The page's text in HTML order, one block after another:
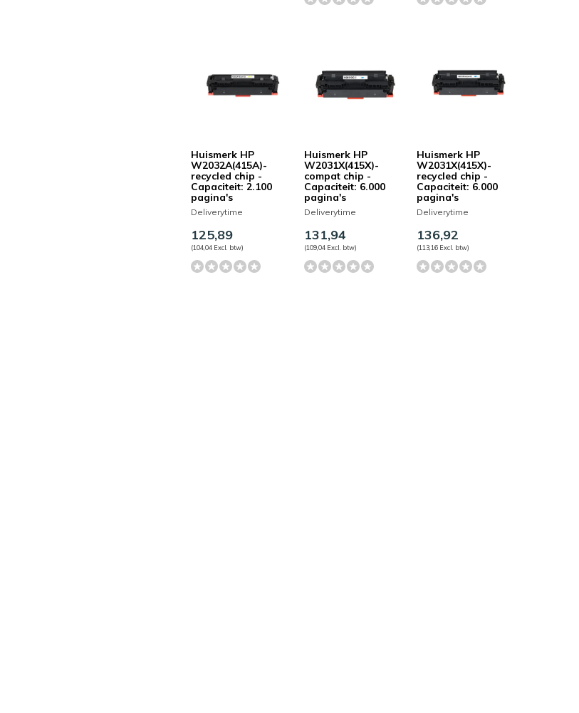
Huismerk HP
W2032A(415A)-
recycled chip -
Capaciteit: 2.100
pagina's
Deliverytime
125,89
(104,04 Excl. btw)
Huismerk HP
W2031X(415X)-
compat chip -
Capaciteit: 6.000
pagina's
Deliverytime
131,94
(109,04 Excl. btw)
Huismerk HP
W2031X(415X)-
recycled chip -
Capaciteit: 6.000
pagina's
Deliverytime
136,92
(113,16 Excl. btw)